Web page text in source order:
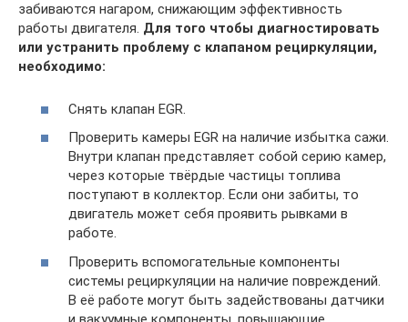
забиваются нагаром, снижающим эффективность
работы двигателя. Для того чтобы диагностировать
или устранить проблему с клапаном рециркуляции,
необходимо:
Снять клапан EGR.
Проверить камеры EGR на наличие избытка сажи.
Внутри клапан представляет собой серию камер,
через которые твёрдые частицы топлива
поступают в коллектор. Если они забиты, то
двигатель может себя проявить рывками в
работе.
Проверить вспомогательные компоненты
системы рециркуляции на наличие повреждений.
В её работе могут быть задействованы датчики